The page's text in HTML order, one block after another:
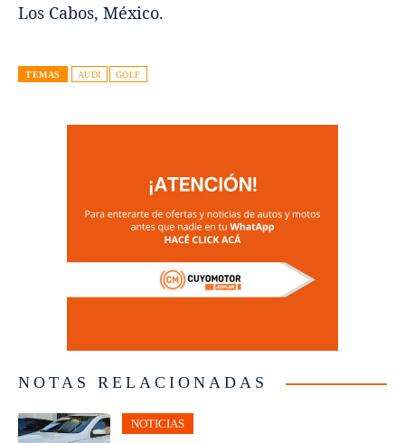
Los Cabos, México.
TEMAS AUDI GOLF
NOTAS RELACIONADAS
NOTICIAS